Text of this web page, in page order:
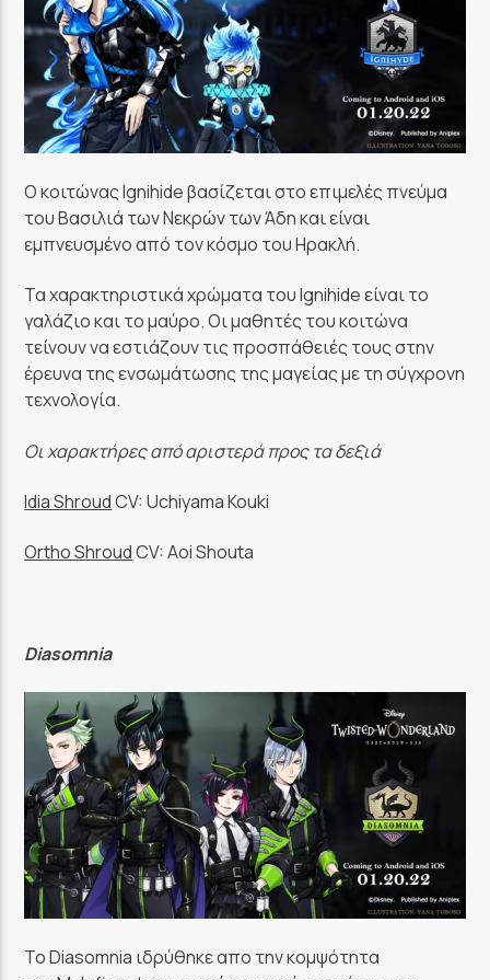
Ο κοιτώνας Ignihide βασίζεται στο επιμελές πνεύμα
του Βασιλιά των Νεκρών των Άδη και είναι
εμπνευσμένο από τον κόσμο του Ηρακλή.
Τα χαρακτηριστικά χρώματα του Ignihide είναι το
γαλάζιο και το μαύρο. Οι μαθητές του κοιτώνα
τείνουν να εστιάζουν τις προσπάθειές τους στην
έρευνα της ενσωμάτωσης της μαγείας με τη σύγχρονη
τεχνολογία.
Οι χαρακτήρες από αριστερά προς τα δεξιά
Idia ShroudCV: Uchiyama Kouki
Ortho ShroudCV: Aoi Shouta
Diasomnia
Το Diasomnia ιδρύθηκε απο την κομψότητα